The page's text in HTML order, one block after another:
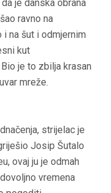
je danska obrana
ravno na
na šut i odmjernim
kut
Bio je to zbilja krasan
mreže.
strijelac je
Josip Šutalo
ovaj ju je odmah
vremena